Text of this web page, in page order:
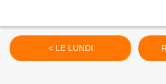
< LE LUNDI